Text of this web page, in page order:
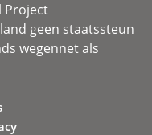
Project
geen staatssteun
wegennet als